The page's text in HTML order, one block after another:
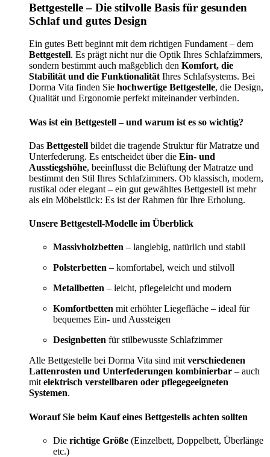
Bettgestelle – Die stilvolle Basis für gesunden
Schlaf und gutes Design
Ein gutes Bett beginnt mit dem richtigen Fundament – dem
Bettgestell. Es prägt nicht nur die Optik Ihres Schlafzimmers,
sondern bestimmt auch maßgeblich den Komfort, die
Stabilität und die Funktionalität Ihres Schlafsystems. Bei
Dorma Vita finden Sie hochwertige Bettgestelle, die Design,
Qualität und Ergonomie perfekt miteinander verbinden.
Was ist ein Bettgestell – und warum ist es so wichtig?
Das Bettgestell bildet die tragende Struktur für Matratze und
Unterfederung. Es entscheidet über die Ein- und
Ausstiegshöhe, beeinflusst die Belüftung der Matratze und
bestimmt den Stil Ihres Schlafzimmers. Ob klassisch, modern,
rustikal oder elegant – ein gut gewähltes Bettgestell ist mehr
als ein Möbelstück: Es ist der Rahmen für Ihre Erholung.
Unsere Bettgestell-Modelle im Überblick
Massivholzbetten – langlebig, natürlich und stabil
Polsterbetten – komfortabel, weich und stilvoll
Metallbetten – leicht, pflegeleicht und modern
Komfortbetten mit erhöhter Liegefläche – ideal für
bequemes Ein- und Aussteigen
Designbetten für stilbewusste Schlafzimmer
Alle Bettgestelle bei Dorma Vita sind mit verschiedenen
Lattenrosten und Unterfederungen kombinierbar – auch
mit elektrisch verstellbaren oder pflegegeeigneten
Systemen.
Worauf Sie beim Kauf eines Bettgestells achten sollten
Die richtige Größe (Einzelbett, Doppelbett, Überlänge
etc.)